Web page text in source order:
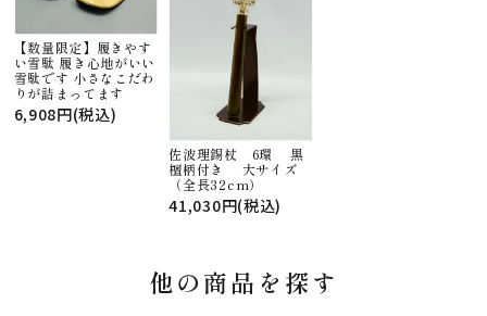
【数量限定】履きやす
い雪駄 履き心地がいい
雪駄です 小さなこだわ
りが詰まってます
6,908円(税込)
佐波理錫杖 6環 黒
檀柄付き 大サイズ
（全長32cm）
41,030円(税込)
他の商品を探す